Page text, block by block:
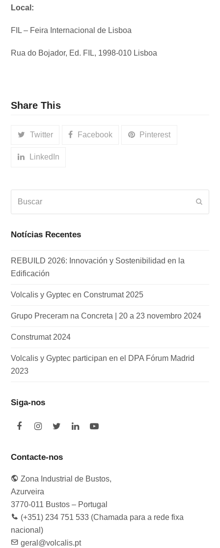
Local:
FIL – Feira Internacional de Lisboa
Rua do Bojador, Ed. FIL, 1998-010 Lisboa
Share This
Twitter Facebook Pinterest
LinkedIn
Notícias Recentes
REBUILD 2026: Innovación y Sostenibilidad en la
Edificación
Volcalis y Gyptec en Construmat 2025
Grupo Preceram na Concreta | 20 a 23 novembro 2024
Construmat 2024
Volcalis y Gyptec participan en el DPA Fórum Madrid
2023
Siga-nos
F
e
o
o
k
I
t
g
r
a
m
T
t
e
r
L
d
I
Y
b
e
Contacte-nos
Zona Industrial de Bustos,
Azurveira
3770-011 Bustos – Portugal
(+351) 234 751 533 (Chamada para a rede fixa
nacional)
geral@volcalis.pt